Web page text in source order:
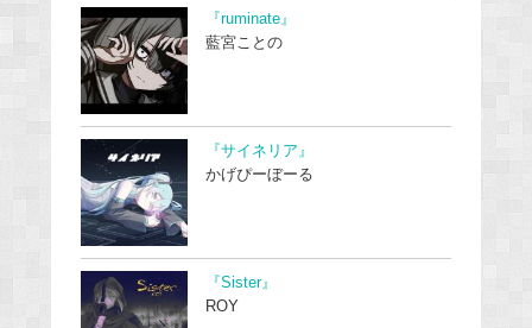
『ruminate』
藍宮ことの
『サイネリア』
かげぴーぼーる
『Sister』
ROY